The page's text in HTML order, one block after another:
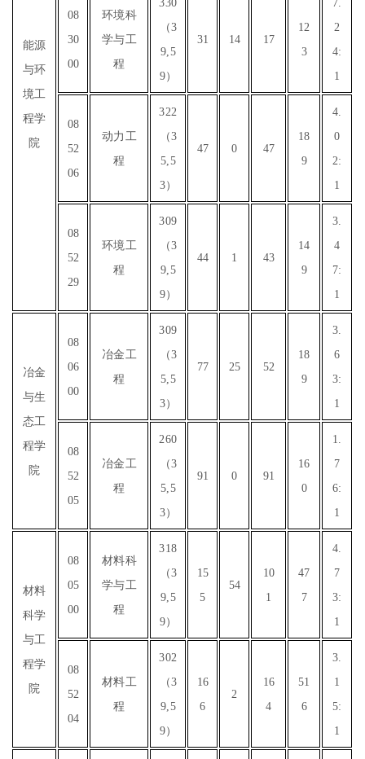
能源
与环
境工
程学
院
08
30
00
环境科
学与工
程
330
（3
9,5
9）
31 14 17
12
3
7.
2
4:
1
08
52
06
动力工
程
322
（3
5,5
3）
47 0 47
18
9
4.
0
2:
1
08
52
29
环境工
程
309
（3
9,5
9）
44 1 43
14
9
3.
4
7:
1
冶金
与生
态工
程学
院
08
06
00
冶金工
程
309
（3
5,5
3）
77 25 52
18
9
3.
6
3:
1
08
52
05
冶金工
程
260
（3
5,5
3）
91 0 91
16
0
1.
7
6:
1
材料
科学
与工
程学
院
08
05
00
材料科
学与工
程
318
（3
9,5
9）
15
5
54
10
1
47
7
4.
7
3:
1
08
52
04
材料工
程
302
（3
9,5
9）
16
6
2
16
4
51
6
3.
1
5:
1